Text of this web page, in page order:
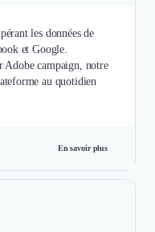
les données de
et Google.
Adobe campaign, notre
au quotidien
En savoir plus